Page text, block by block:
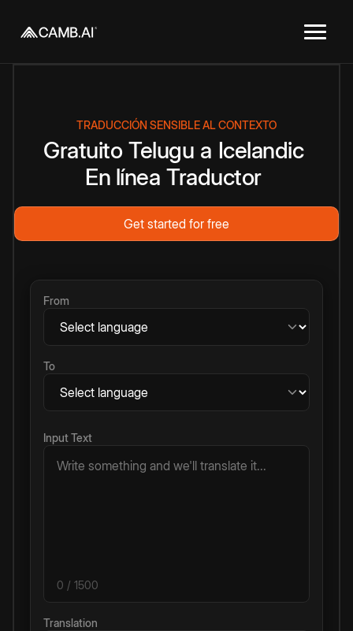
TRADUCCIÓN SENSIBLE AL CONTEXTO
Gratuito Telugu a Icelandic
En línea Traductor
Get started for free
From
To
Input Text
0 / 1500
Translation